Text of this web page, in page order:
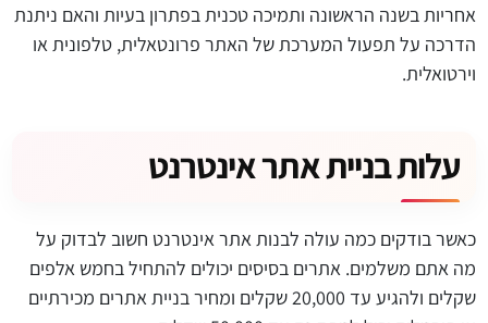
אחריות בשנה הראשונה ותמיכה טכנית בפתרון בעיות והאם ניתנת
הדרכה על תפעול המערכת של האתר פרונטאלית, טלפונית או
וירטואלית.
עלות בניית אתר אינטרנט
כאשר בודקים כמה עולה לבנות אתר אינטרנט חשוב לבדוק על
מה אתם משלמים. אתרים בסיסים יכולים להתחיל בחמש אלפים
שקלים ולהגיע עד 20,000 שקלים ומחיר בניית אתרים מכירתיים